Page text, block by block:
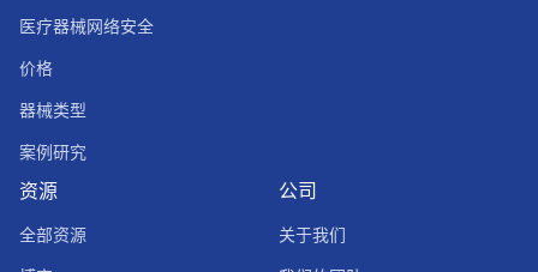
医疗器械网络安全
价格
器械类型
案例研究
资源
全部资源
公司
关于我们